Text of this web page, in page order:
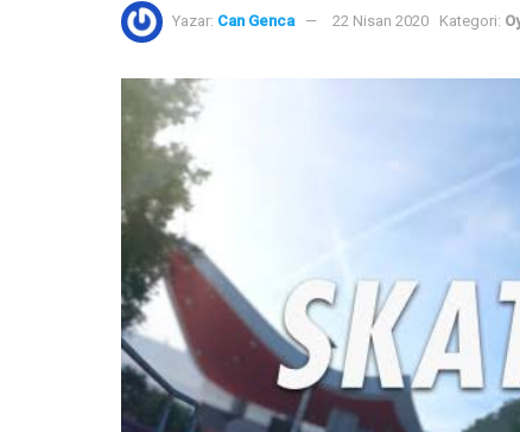
Yazar: Can Genca 22 Nisan 2020 Kategori: